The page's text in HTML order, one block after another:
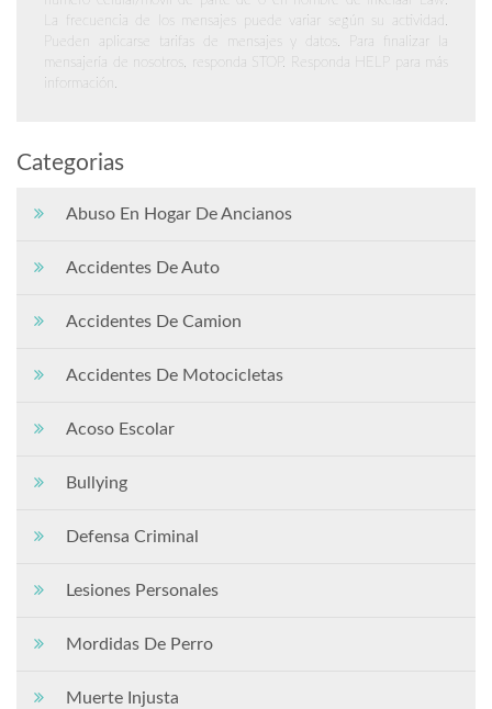
La frecuencia de los mensajes puede variar según su actividad.
Pueden aplicarse tarifas de mensajes y datos. Para finalizar la
mensajería de nosotros, responda STOP. Responda HELP para más
información.
Categorias
Abuso En Hogar De Ancianos
Accidentes De Auto
Accidentes De Camion
Accidentes De Motocicletas
Acoso Escolar
Bullying
Defensa Criminal
Lesiones Personales
Mordidas De Perro
Muerte Injusta